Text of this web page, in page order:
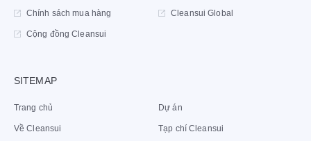
Chính sách mua hàng Cleansui Global
Cộng đồng Cleansui
SITEMAP
Trang chủ Dự án
Về Cleansui Tạp chí Cleansui